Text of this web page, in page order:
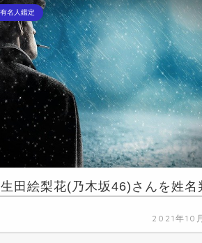
有名人鑑定
生田絵梨花(乃木坂46)さんを姓名
2021年10